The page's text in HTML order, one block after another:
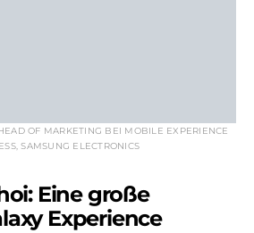
OF MARKETING BEI MOBILE EXPERIENCE
SAMSUNG ELECTRONICS
Eine große
Experience